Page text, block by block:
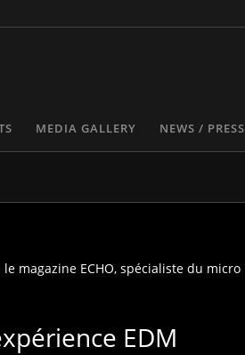
MEDIA GALLERY NEWS / PRESS
magazine ECHO, spécialiste du micro
EDM